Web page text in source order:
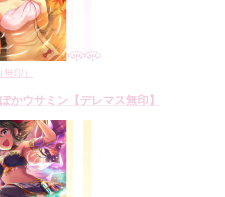
印）
かウサミン【デレマス無印】